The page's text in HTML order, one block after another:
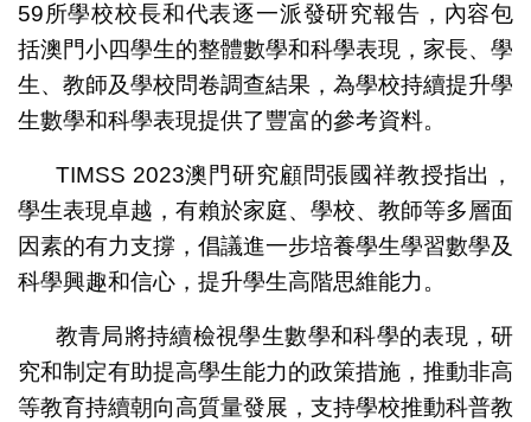
59所學校校長和代表逐一派發研究報告，內容包
括澳門小四學生的整體數學和科學表現，家長、學
生、教師及學校問卷調查結果，為學校持續提升學
生數學和科學表現提供了豐富的參考資料。
TIMSS 2023澳門研究顧問張國祥教授指出，
學生表現卓越，有賴於家庭、學校、教師等多層面
因素的有力支撐，倡議進一步培養學生學習數學及
科學興趣和信心，提升學生高階思維能力。
教青局將持續檢視學生數學和科學的表現，研
究和制定有助提高學生能力的政策措施，推動非高
等教育持續朝向高質量發展，支持學校推動科普教